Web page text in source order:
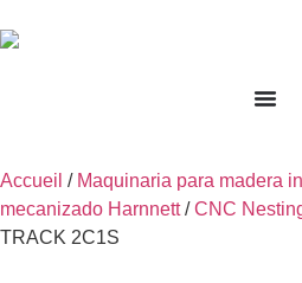
Accueil / Maquinaria para madera
mecanizado Harnnett/CNC
TRACK 2C1S